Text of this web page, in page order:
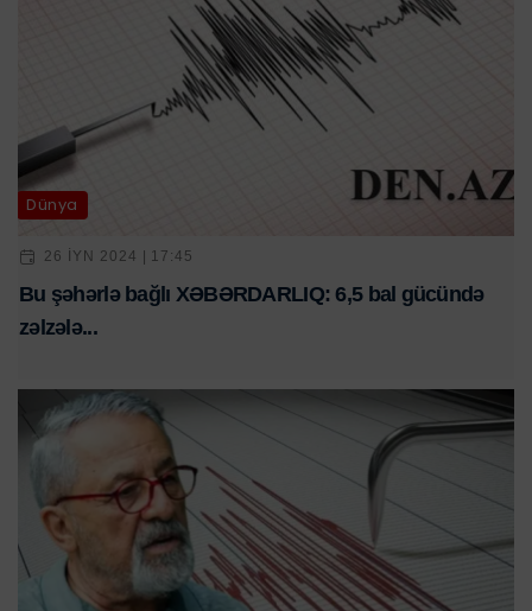
Dünya
26 IYN 2024 | 17:45
Bu şəhərlə bağlı XƏBƏRDARLIQ: 6,5 bal gücündə
zəlzələ...